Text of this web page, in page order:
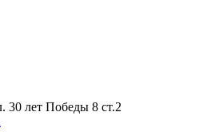
лет Победы 8 ст.2